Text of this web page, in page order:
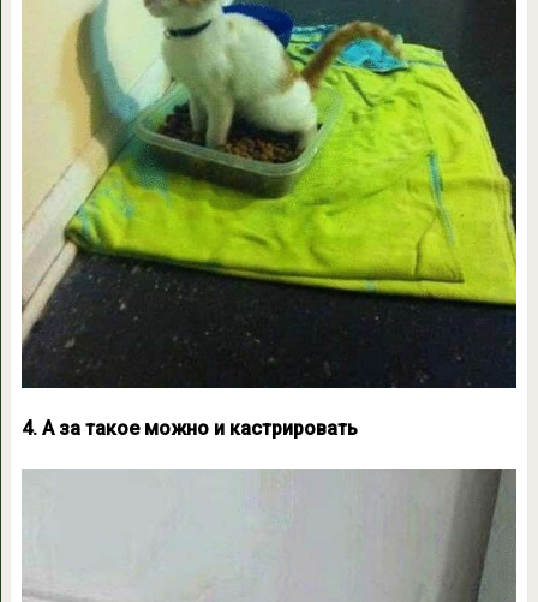
4. А за такое можно и кастрировать